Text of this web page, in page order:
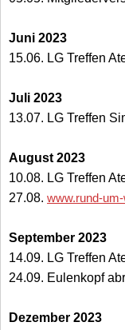
Juni 2023
15.06. LG Treffen
Juli 2023
13.07. LG Treffen
August 2023
10.08. LG Treffen
27.08. www.rund-
September 2023
14.09. LG Treffen
24.09. Eulenkopf
Dezember 2023